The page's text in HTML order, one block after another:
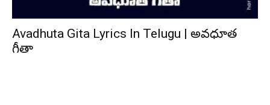
Avadhuta Gita Lyrics In Telugu | అవధూత
గీతా